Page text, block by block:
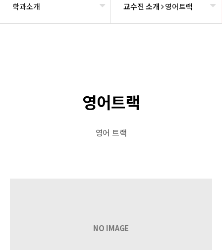
학과소개 교수진 소개 영어트랙
영어트랙
영어 트랙
NO IMAGE